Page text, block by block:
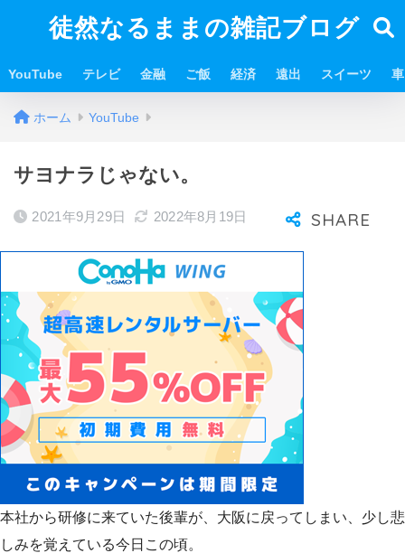
徒然なるままの雑記ブログ
YouTube テレビ 金融 ご飯 経済 遠出 スイーツ 車
ホーム YouTube
サヨナラじゃない。
2021年9月29日 2022年8月19日
本社から研修に来ていた後輩が、大阪に戻ってしまい、少し悲
しみを覚えている今日この頃。